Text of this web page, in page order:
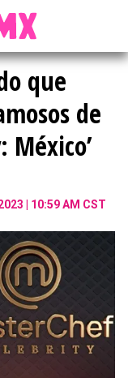
que
de
México’
| 10:59 AM CST